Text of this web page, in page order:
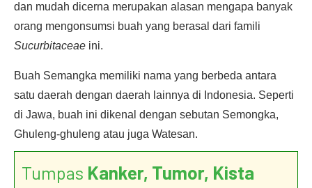
dan mudah dicerna merupakan alasan mengapa banyak
orang mengonsumsi buah yang berasal dari famili
Sucurbitaceae ini.
Buah Semangka memiliki nama yang berbeda antara
satu daerah dengan daerah lainnya di Indonesia. Seperti
di Jawa, buah ini dikenal dengan sebutan Semongka,
Ghuleng-ghuleng atau juga Watesan.
Tumpas Kanker, Tumor, Kista